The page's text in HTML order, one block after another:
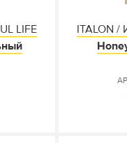
LIFE
ITALON /